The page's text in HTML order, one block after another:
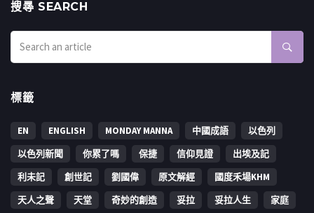
搜㝷 SEARCH
標籤
EN ENGLISH MONDAY MANNA 中國成語
以色列
以色列新聞
你累了嗎 保捷 信仰見證
出埃及記
利未記
創世記 劉國偉 原文解經
國度禾場KHM
天人之聲
天堂 奇妙的創造 妥拉 妥拉人生 家庭